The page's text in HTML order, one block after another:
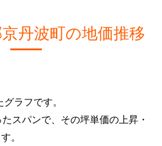
丹波町の地価推移
ラフです。
スパンで、その坪単価の上昇・
。